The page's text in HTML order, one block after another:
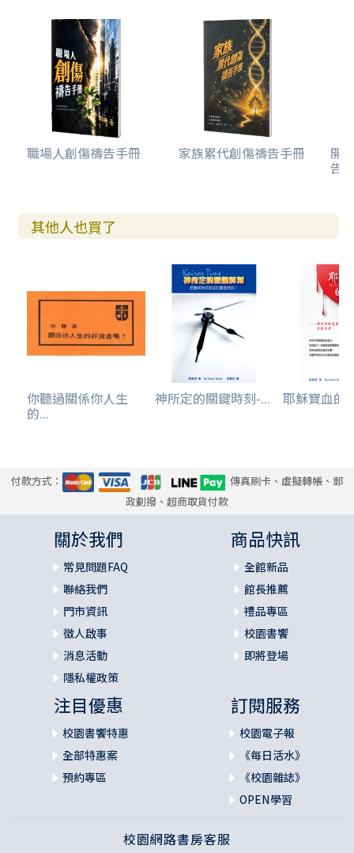
職場人創傷禱告手冊 家族累代創傷禱告手冊 開
告(
其他人也買了
你聽過關係你人生
的...
神所定的關鍵時刻-... 耶穌寶血的
付款方式：
傳真刷卡、虛擬轉帳、郵
政劃撥、超商取貨付款
關於我們
常見問題FAQ
聯絡我們
門市資訊
徵人啟事
消息活動
隱私權政策
商品快訊
全館新品
館長推薦
禮品專區
校園書饗
即將登場
注目優惠
校園書饗特惠
全部特惠案
預約專區
訂閱服務
校園電子報
《每日活水》
《校園雜誌》
OPEN學習
校園網路書房客服